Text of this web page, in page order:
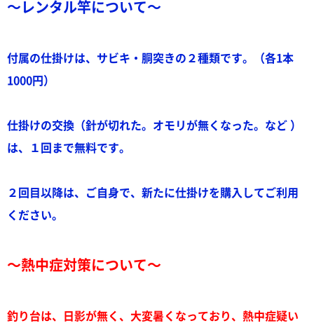
～レンタル竿について～
付属の仕掛けは、サビキ・胴突きの２種類です。（各1本
1000円）
仕掛けの交換（針が切れた。オモリが無くなった。など ）
は、１回まで無料です。
２回目以降は、ご自身で、新たに仕掛けを購入してご利用
ください。
～熱中症対策について～
釣り台は、日影が無く、大変暑くなっており、熱中症疑い